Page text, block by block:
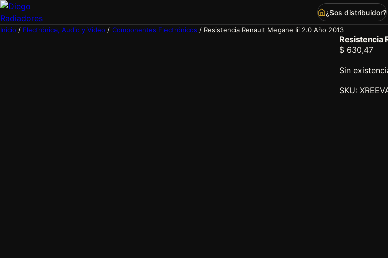
¿Sos distribuidor?
Inicio / Electrónica, Audio y Video / Componentes Electrónicos / Resistencia Renault Megane Iii 2.0 Año 2013
Resistencia
$ 630,47
Sin
SKU: